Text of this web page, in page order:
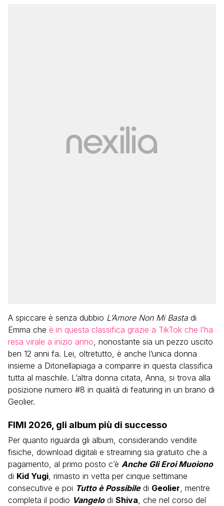
A spiccare è senza dubbio L’Amore Non Mi Basta di
Emma che è in questa classifica grazie a TikTok che l’ha
resa virale a inizio anno , nonostante sia un pezzo uscito
ben 12 anni fa. Lei, oltretutto, è anche l’unica donna
insieme a Ditonellapiaga a comparire in questa classifica
tutta al maschile. L’altra donna citata, Anna, si trova alla
posizione numero #8 in qualità di featuring in un brano di
Geolier.
FIMI 2026, gli album più di successo
Per quanto riguarda gli album, considerando vendite
fisiche, download digitali e streaming sia gratuito che a
pagamento, al primo posto c’è Anche Gli Eroi Muoiono
di Kid Yugi , rimasto in vetta per cinque settimane
consecutive e poi Tutto è Possibiledi Geolier , mentre
completa il podio Vangelodi Shiva , che nel corso del